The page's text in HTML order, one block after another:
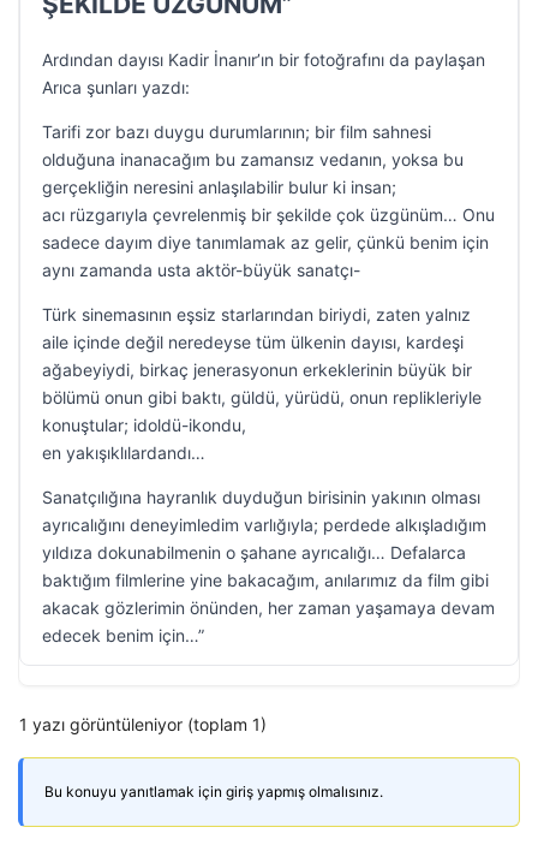
Ardından dayısı Kadir İnanır’ın bir fotoğrafını da paylaşan
Arıca şunları yazdı:
Tarifi zor bazı duygu durumlarının; bir film sahnesi
olduğuna inanacağım bu zamansız vedanın, yoksa bu
gerçekliğin neresini anlaşılabilir bulur ki insan;
acı rüzgarıyla çevrelenmiş bir şekilde çok üzgünüm… Onu
sadece dayım diye tanımlamak az gelir, çünkü benim için
aynı zamanda usta aktör-büyük sanatçı-
Türk sinemasının eşsiz starlarından biriydi, zaten yalnız
aile içinde değil neredeyse tüm ülkenin dayısı, kardeşi
ağabeyiydi, birkaç jenerasyonun erkeklerinin büyük bir
bölümü onun gibi baktı, güldü, yürüdü, onun replikleriyle
konuştular; idoldü-ikondu,
en yakışıklılardandı…
Sanatçılığına hayranlık duyduğun birisinin yakının olması
ayrıcalığını deneyimledim varlığıyla; perdede alkışladığım
yıldıza dokunabilmenin o şahane ayrıcalığı… Defalarca
baktığım filmlerine yine bakacağım, anılarımız da film gibi
akacak gözlerimin önünden, her zaman yaşamaya devam
edecek benim için…”
1 yazı görüntüleniyor (toplam 1)
Bu konuyu yanıtlamak için giriş yapmış olmalısınız.